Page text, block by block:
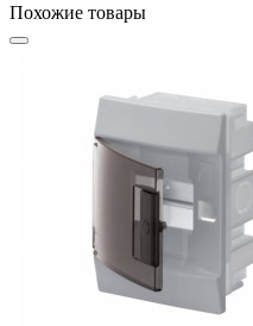
Похожие товары